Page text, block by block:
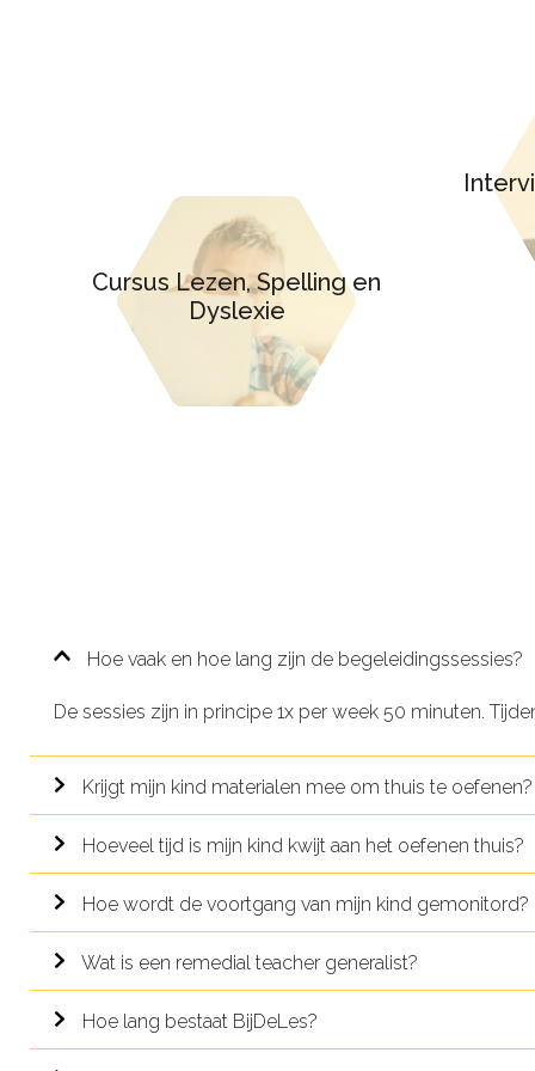
Cursus Lezen, Spelling en
Dyslexie
Hoe vaak en hoe lang zijn de begeleidingssessies?
De sessies zijn in principe 1x per week 50 minuten.
Krijgt mijn kind materialen mee om thuis te oefenen?
Hoeveel tijd is mijn kind kwijt aan het oefenen thuis?
Hoe wordt de voortgang van mijn kind gemonitord?
Wat is een remedial teacher generalist?
Hoe lang bestaat BijDeLes?